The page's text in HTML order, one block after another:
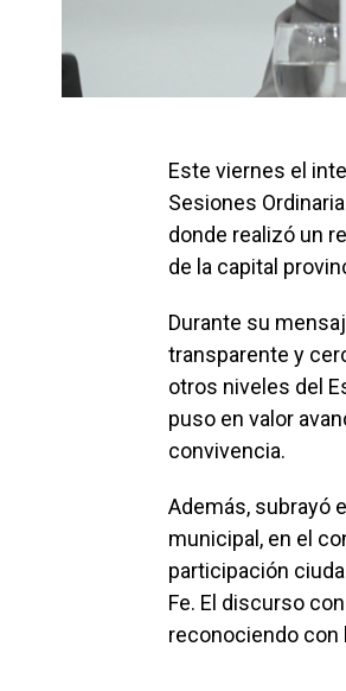
Este viernes el
Sesiones
donde realizó un
de la capital
Durante su
transparente y
otros niveles del
puso en valor
convivencia.
Además, subrayó
municipal, en el
participación
Fe. El discurso
reconociendo